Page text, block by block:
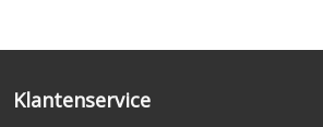
Klantenservice